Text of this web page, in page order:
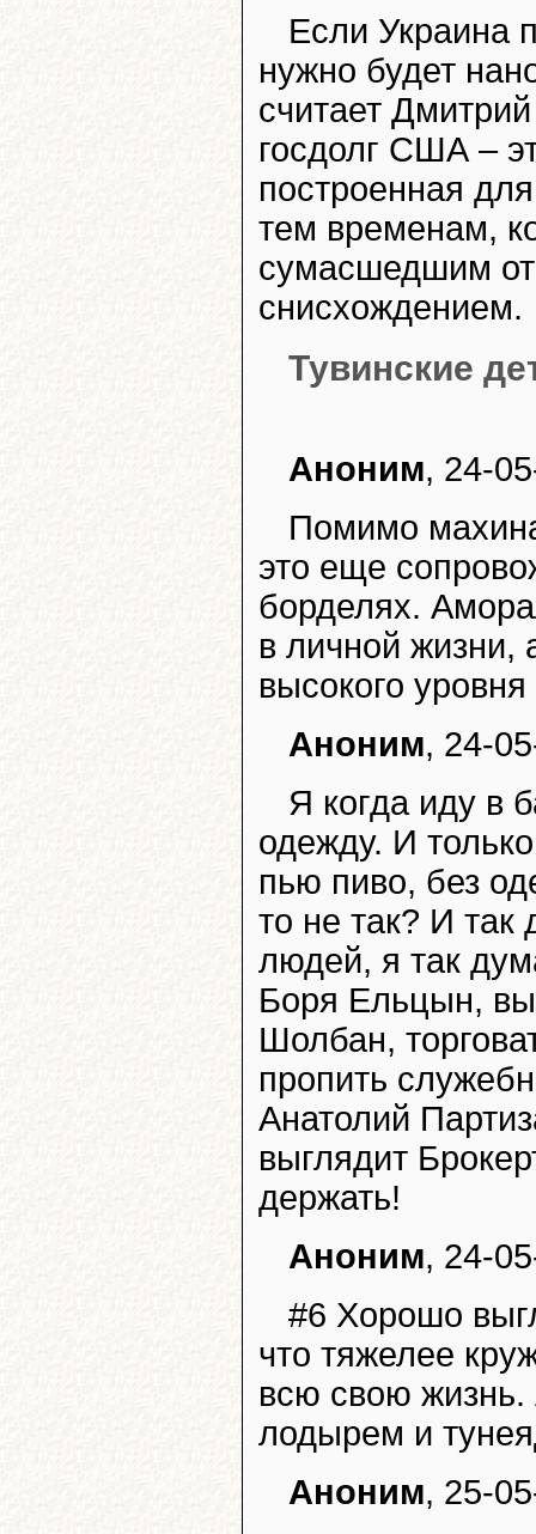
Если Украина
нужно будет
считает
госдолг США –
построенная
тем временам,
сумасшедшим
снисхождением.
Тувинские
Аноним, 24-
Помимо
это еще
борделях.
в личной жизни,
высокого
Аноним, 24-
Я когда иду в
одежду. И
пью пиво, без
то не так? И
людей, я так
Боря Ельцын,
Шолбан,
пропить
Анатолий
выглядит
держать!
Аноним, 24-
#6 Хорошо
что тяжелее
всю свою жизнь.
лодырем и
Аноним, 25-